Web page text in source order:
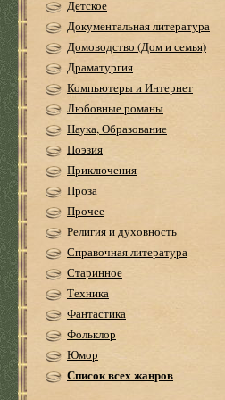
Детское
Документальная литература
Домоводство (Дом и семья)
Драматургия
Компьютеры и Интернет
Любовные романы
Наука, Образование
Поэзия
Приключения
Проза
Прочее
Религия и духовность
Справочная литература
Старинное
Техника
Фантастика
Фольклор
Юмор
Список всех жанров